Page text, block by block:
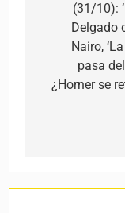
(31/10):
Delgado
Nairo,
pasa
¿Horner se